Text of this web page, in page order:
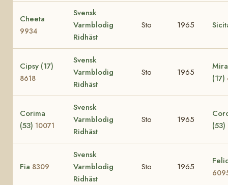
Cheeta
9934
Svensk
Varmblodig
Ridhäst
Sto 1965
Cipsy (17)
8618
Svensk
Varmblodig
Ridhäst
Sto 1965
(17)
Corima
(53) 10071
Svensk
Varmblodig
Ridhäst
Sto 1965
(53)
Fia 8309
Svensk
Varmblodig
Ridhäst
Sto 1965